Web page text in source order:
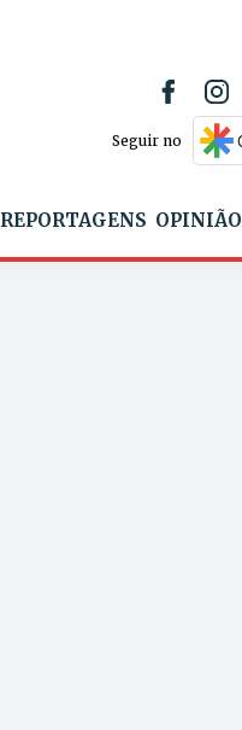
Seguir no
REPORTAGENS OPINIÃO